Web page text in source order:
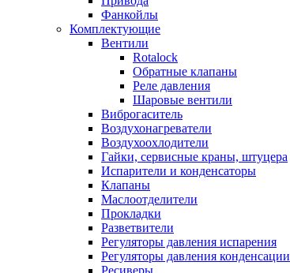
Фанкойлы
Комплектующие
Вентили
Rotalock
Обратные клапаны
Реле давления
Шаровые вентили
Виброгаситель
Воздухонагреватели
Воздухоохлодители
Гайки, сервисные краны, штуцера
Испарители и конденсаторы
Клапаны
Маслоотделители
Прокладки
Разветвители
Регуляторы давления испарения
Регуляторы давления конденсации
Ресиверы